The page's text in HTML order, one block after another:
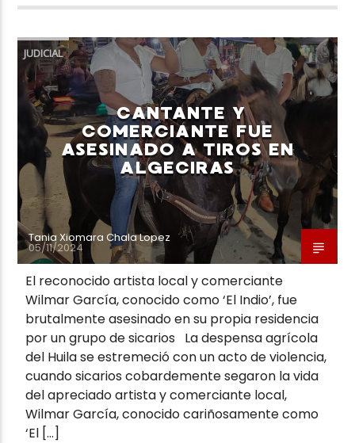
JUDICIAL
CANTANTE Y
COMERCIANTE FUE
ASESINADO A TIROS EN
ALGECIRAS
Tania Xiomara Chala Lopez
05/11/2024
El reconocido artista local y comerciante
Wilmar García, conocido como ‘El Indio’, fue
brutalmente asesinado en su propia residencia
por un grupo de sicarios La despensa agrícola
del Huila se estremeció con un acto de violencia,
cuando sicarios cobardemente segaron la vida
del apreciado artista y comerciante local,
Wilmar García, conocido cariñosamente como
‘El […]